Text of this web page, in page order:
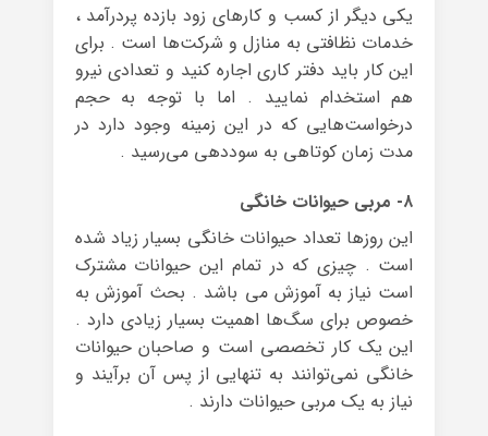
یکی دیگر از کسب و کارهای زود بازده پردرآمد ،
خدمات نظافتی به منازل و شرکت‌ها است . برای
این کار باید دفتر کاری اجاره کنید و تعدادی نیرو
هم استخدام نمایید . اما با توجه به حجم
درخواست‌هایی که در این زمینه وجود دارد در
مدت زمان کوتاهی به سوددهی می‌رسید .
۸- مربی حیوانات خانگی
این روزها تعداد حیوانات خانگی بسیار زیاد شده
است . چیزی که در تمام این حیوانات مشترک
است نیاز به آموزش می باشد . بحث آموزش به
خصوص برای سگ‌ها اهمیت بسیار زیادی دارد .
این یک کار تخصصی است و صاحبان حیوانات
خانگی نمی‌توانند به تنهایی از پس آن برآیند و
نیاز به یک مربی حیوانات دارند .